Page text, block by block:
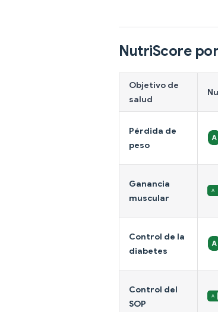
NutriScore
Objetivo de
salud
Pérdida de
peso
Ganancia
muscular
Control de la
diabetes
Control del
SOP